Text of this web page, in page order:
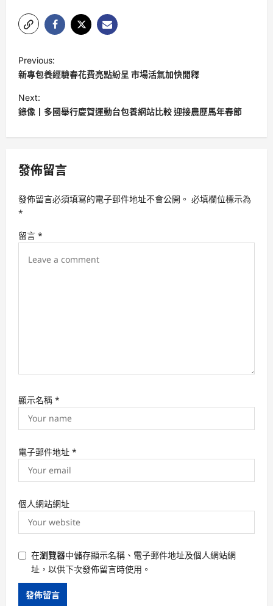
o
s
t
v
g
t
Previous:
新專包養經驗春花費亮點紛呈 市場活氣加快開釋
Next:
錄像丨多國舉行慶賀運動台包養網站比較 迎接農歷馬年春節
發佈留言
發佈留言必須填寫的電子郵件地址不會公開。 必填欄位標示為
*
留言 *
顯示名稱 *
電子郵件地址 *
個人網站網址
在瀏覽器中儲存顯示名稱、電子郵件地址及個人網站網
址，以供下次發佈留言時使用。